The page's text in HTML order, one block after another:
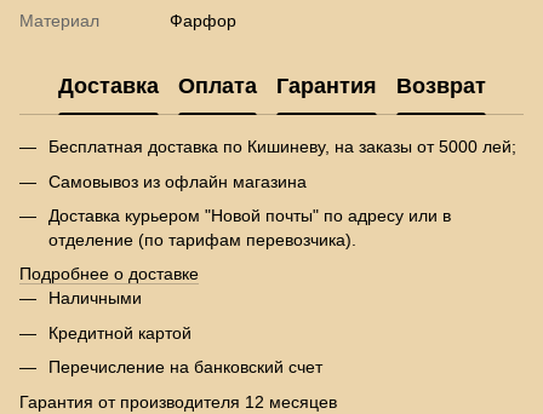
Материал Фарфор
Доставка Оплата Гарантия Возврат
Бесплатная доставка по Кишиневу, на заказы от 5000 лей;
Самовывоз из офлайн магазина
Доставка курьером "Новой почты" по адресу или в
отделение (по тарифам перевозчика).
Подробнее о доставке
Наличными
Кредитной картой
Перечисление на банковский счет
Гарантия от производителя 12 месяцев